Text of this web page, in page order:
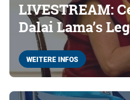
LIVESTREAM:
Dalai Lama’s
WEITERE INFOS